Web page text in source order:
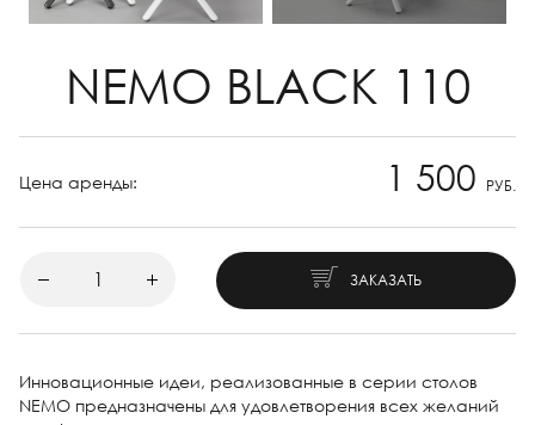
NEMO BLACK 110
Цена аренды: 1 500 РУБ.
ЗАКАЗАТЬ
Инновационные идеи, реализованные в серии столов
NEMO предназначены для удовлетворения всех желаний